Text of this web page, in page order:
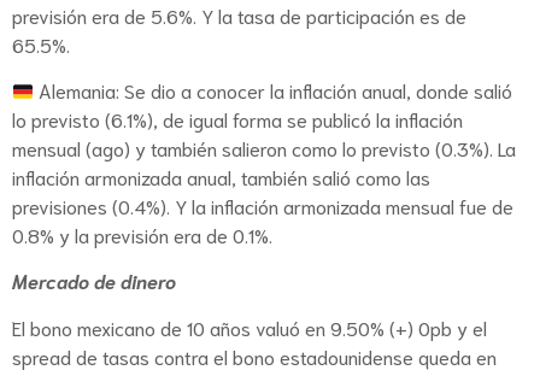
previsión era de 5.6%. Y la tasa de participación es de
65.5%.
Alemania: Se dio a conocer la inflación anual, donde salió
lo previsto (6.1%), de igual forma se publicó la inflación
mensual (ago) y también salieron como lo previsto (0.3%). La
inflación armonizada anual, también salió como las
previsiones (0.4%). Y la inflación armonizada mensual fue de
0.8% y la previsión era de 0.1%.
Mercado de dinero
El bono mexicano de 10 años valuó en 9.50% (+) 0pb y el
spread de tasas contra el bono estadounidense queda en